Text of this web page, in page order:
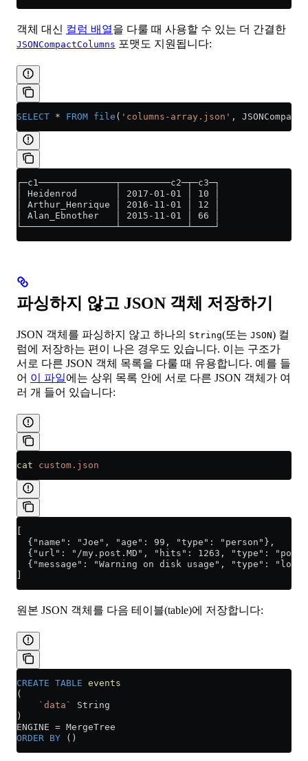
객체 대신 컬럼 배열을 다룰 때 사용할 수 있는 더 간결한
JSONCompactColumns 포맷도 지원됩니다:
SELECT * FROM file ( 'columns-array.json' ,
┌─c1──────────────┬─────────c2─┬─c3─┐
│ Heidenrod       │ 2017-01-01 │ 10 │
│ Arthur_Henrique │ 2016-11-01 │ 12 │
│ Alan_Ebnother   │ 2015-11-01 │ 66 │
└─────────────────┴────────────┴────┘
파싱하지 않고 JSON 객체 저장하기
JSON 객체를 파싱하지 않고 하나의 String(또는 JSON) 컬
럼에 저장하는 편이 나은 경우도 있습니다. 이는 구조가
서로 다른 JSON 객체 목록을 다룰 때 유용합니다. 예를 들
어 이 파일에는 상위 목록 안에 서로 다른 JSON 객체가 여
러 개 들어 있습니다:
cat custom.json
  {"name": "Joe", "age": 99, "type": "person"},
{"url": "/my.post.MD", "hits": 1263, "type":
  {"message": "Warning on disk usage", "type": "log"}
원본 JSON 객체를 다음 테이블(table)에 저장합니다:
CREATE TABLE events
(
    `data`
String
)
ENGINE = MergeTree
ORDER BY ()